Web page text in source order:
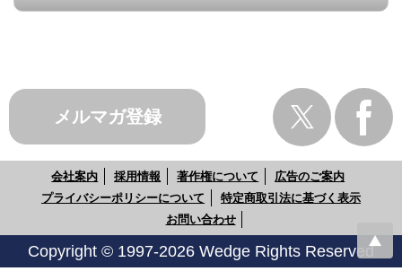
メルマガ登録
会社案内 採用情報 著作権について
広告のご案内
プライバシーポリシーについて
特定商取引法に基づく表示
お問い合わせ
Copyright © 1997-2026 Wedge Rights Reserved